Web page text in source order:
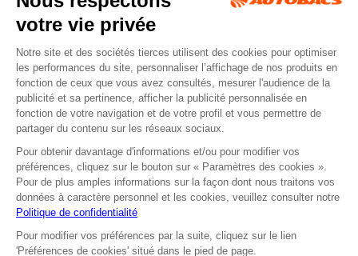
Tous droits réservés © Autobacs
Mentions légales RGPD
Cookies CGV
Facebook Instagram